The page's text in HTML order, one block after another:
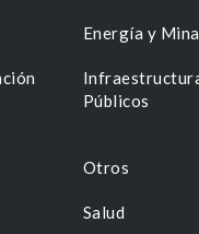
Energía y
Públicos
Otros
Salud